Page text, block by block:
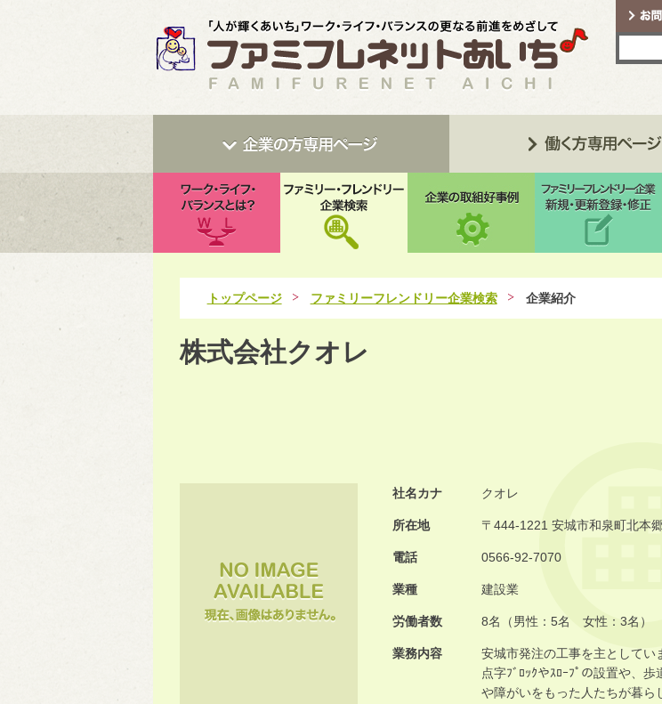
トップページ ファミリーフレンドリー企業検索 企業紹介
株式会社クオレ
社名カナ クオレ
所在地 〒444-1221 安城市和泉町北本
電話 0566-92-7070
業種 建設業
労働者数 8名（男性：5名 女性：3名）
業務内容
安城市発注の工事を主としてい
点字ﾌﾞﾛｯｸやｽﾛｰﾌﾟの設置や、
や障がいをもった人たちが暮ら